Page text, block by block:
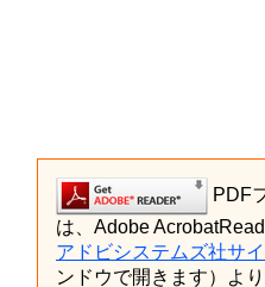
PDF
は、Adobe
アドビシステムズ社サイ
ンドウで開きます）よ